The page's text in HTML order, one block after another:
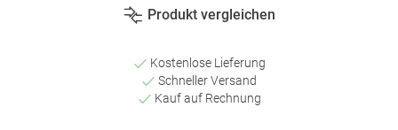
Produkt vergleichen
Kostenlose Lieferung
Schneller Versand
Kauf auf Rechnung